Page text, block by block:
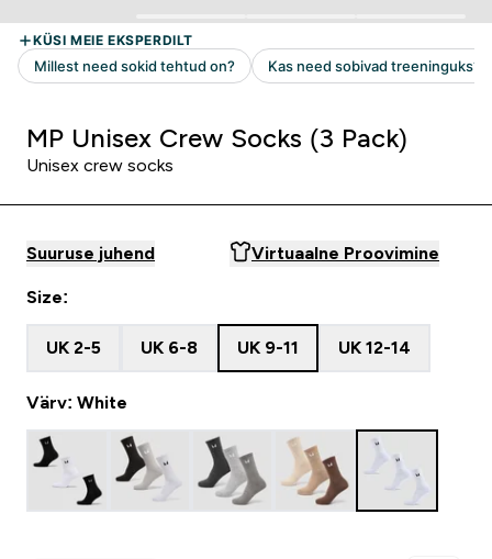
MP Unisex Crew Socks (3 Pack)
Unisex crew socks
Suuruse juhend Virtuaalne Proovimine
Size:
UK 2-5 UK 6-8 UK 9-11 UK 12-14
Värv: White